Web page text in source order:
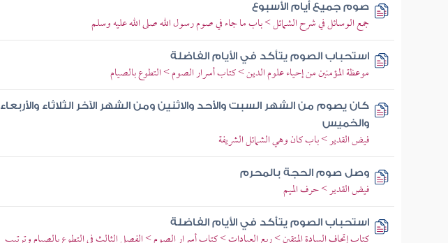
صوم جميع أيام الأسبوع
جمع الوسائل في شرح الشمائل > باب ما جاء في صوم رسول الله صلى الله عليه وسلم
استحباب الصوم يتأكد في الأيام الفاضلة
موعظة المؤمنين من إحياء علوم الدين > كتاب أسرار الصوم > التطوع بالصيام
كان يصوم من الشهر السبت والأحد والاثنين ومن الشهر الآخر الثلاثاء والأربعاء
والخميس
فيض القدير > باب كان وهي الشمائل الشريفة
وصل صوم الحجة بالمحرم
فيض القدير > حرف الميم
استحباب الصوم يتأكد في الأيام الفاضلة